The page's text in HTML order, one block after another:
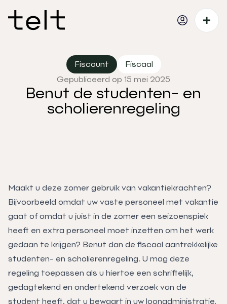
Fiscount
Fiscaal
Gepubliceerd op 15 mei 2025
Benut de studenten- en
scholierenregeling
Maakt u deze zomer gebruik van vakantiekrachten?
Bijvoorbeeld omdat uw vaste personeel met vakantie
gaat of omdat u juist in de zomer een seizoenspiek
heeft en extra personeel moet inzetten om het werk
gedaan te krijgen? Benut dan de fiscaal aantrekkelijke
studenten- en scholierenregeling. U mag deze
regeling toepassen als u hiertoe een schriftelijk,
gedagtekend en ondertekend verzoek van de
student heeft, dat u bewaart in uw loonadministratie.